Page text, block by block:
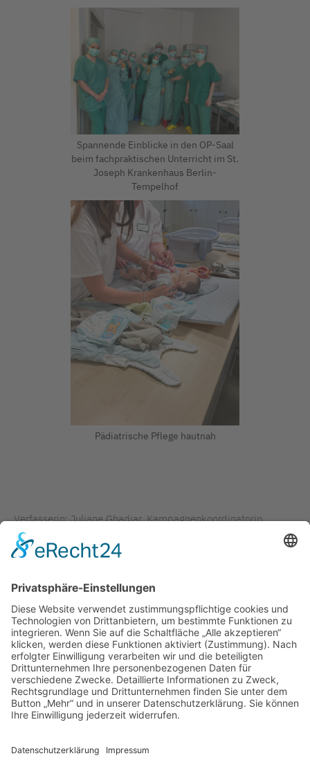
Spannende Einblicke in den OP-Saal
beim fachpraktischen Unterricht im St.
Joseph Krankenhaus Berlin-
Tempelhof
Pädiatrische Pflege hautnah
Verfasserin: Juliane Ghadjar, Kampagnenkoordinatorin
#PflegeJetztBerlin
Bildrechte: Berliner Krankenhausgesellschaft e. V.
TAGS IN DIESEM ARTIKEL
KONKRETE PROJEKTARBEIT
BERUFSORIENTIERUNG
NACHWUCHSGEWINNUNG